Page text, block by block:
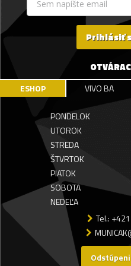
Prihlásiť
ESHOP VIVO BA
PONDELOK
UTOROK
STREDA
ŠTVRTOK
PIATOK
SOBOTA
NEDEĽA
Tel.: